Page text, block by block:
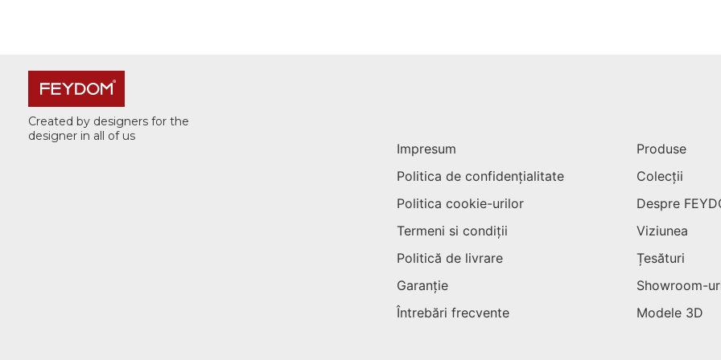
Created by designers for the
designer in all of us
Impresum
Politica de confidențialitate
Politica cookie-urilor
Termeni si condiții
Politică de livrare
Garanție
Întrebări frecvente
Produse
Colecții
Despre
Viziunea
Țesături
Showroom-
Modele 3D